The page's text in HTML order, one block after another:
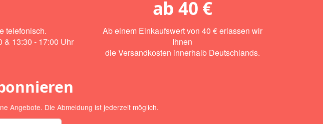
telefonisch.
& 13:30 - 17:00 Uhr
ab 40 €
Ab einem Einkaufswert von 40 € erlassen wir
Ihnen
die Versandkosten innerhalb Deutschlands.
Angebote. Die Abmeldung ist jederzeit möglich.